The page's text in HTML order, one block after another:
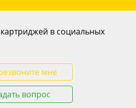
в социальных
мне
вопрос